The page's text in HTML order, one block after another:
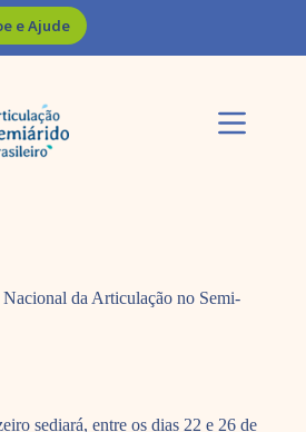
e Ajude
da Articulação no Semi-
sediará, entre os dias 22 e 26 de